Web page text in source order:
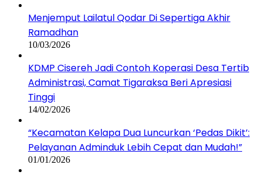
Menjemput Lailatul Qodar Di Sepertiga Akhir
Ramadhan
10/03/2026
KDMP Cisereh Jadi Contoh Koperasi Desa Tertib
Administrasi, Camat Tigaraksa Beri Apresiasi
Tinggi
14/02/2026
“Kecamatan Kelapa Dua Luncurkan ‘Pedas Dikit’:
Pelayanan Adminduk Lebih Cepat dan Mudah!”
01/01/2026